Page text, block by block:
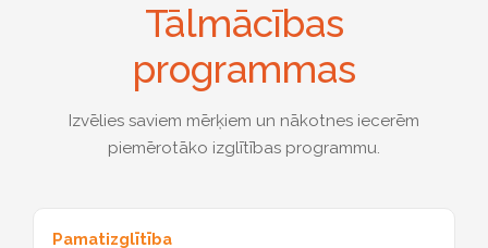
Tālmācības
programmas
Izvēlies saviem mērķiem un nākotnes iecerēm
piemērotāko izglītības programmu.
Pamatizglītība